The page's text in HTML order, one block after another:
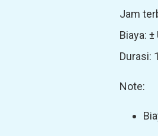
Jam
Biaya: ±
Durasi:
Note: